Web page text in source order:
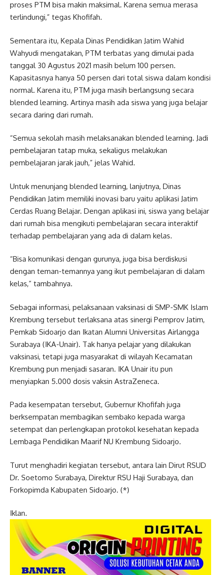
proses PTM bisa makin maksimal. Karena semua merasa
terlindungi,” tegas Khofifah.
Sementara itu, Kepala Dinas Pendidikan Jatim Wahid
Wahyudi mengatakan, PTM terbatas yang dimulai pada
tanggal 30 Agustus 2021 masih belum 100 persen.
Kapasitasnya hanya 50 persen dari total siswa dalam kondisi
normal. Karena itu, PTM juga masih berlangsung secara
blended learning. Artinya masih ada siswa yang juga belajar
secara daring dari rumah.
“Semua sekolah masih melaksanakan blended learning. Jadi
pembelajaran tatap muka, sekaligus melakukan
pembelajaran jarak jauh,” jelas Wahid.
Untuk menunjang blended learning, lanjutnya, Dinas
Pendidikan Jatim memiliki inovasi baru yaitu aplikasi Jatim
Cerdas Ruang Belajar. Dengan aplikasi ini, siswa yang belajar
dari rumah bisa mengikuti pembelajaran secara interaktif
terhadap pembelajaran yang ada di dalam kelas.
“Bisa komunikasi dengan gurunya, juga bisa berdiskusi
dengan teman-temannya yang ikut pembelajaran di dalam
kelas,” tambahnya.
Sebagai informasi, pelaksanaan vaksinasi di SMP-SMK Islam
Krembung tersebut terlaksana atas sinergi Pemprov Jatim,
Pemkab Sidoarjo dan Ikatan Alumni Universitas Airlangga
Surabaya (IKA-Unair). Tak hanya pelajar yang dilakukan
vaksinasi, tetapi juga masyarakat di wilayah Kecamatan
Krembung pun menjadi sasaran. IKA Unair itu pun
menyiapkan 5.000 dosis vaksin AstraZeneca.
Pada kesempatan tersebut, Gubernur Khofifah juga
berksempatan membagikan sembako kepada warga
setempat dan perlengkapan protokol kesehatan kepada
Lembaga Pendidikan Maarif NU Krembung Sidoarjo.
Turut menghadiri kegiatan tersebut, antara lain Dirut RSUD
Dr. Soetomo Surabaya, Direktur RSU Haji Surabaya, dan
Forkopimda Kabupaten Sidoarjo. (*)
Iklan.